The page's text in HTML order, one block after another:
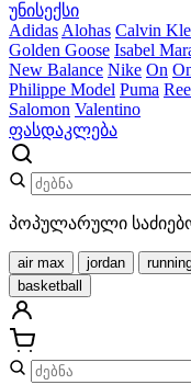
უნისექსი
Adidas Alohas Calvin
Golden Goose Isabel
New Balance Nike On
Philippe Model Puma
Salomon Valentino
ფასდაკლება
პოპულარული
air max jordan
basketball